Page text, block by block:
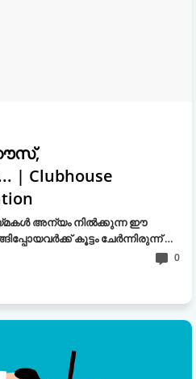
| Clubhouse
അന്യം നിൽക്കുന്ന ഈ
കൂട്ടം ചേര്‍ന്നിരുന്ന് …
0